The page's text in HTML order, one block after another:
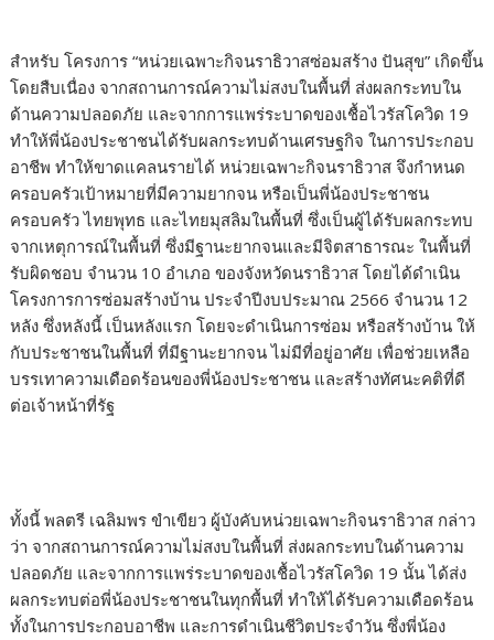
สำหรับ โครงการ “หน่วยเฉพาะกิจนราธิวาสซ่อมสร้าง ปันสุข” เกิดขึ้น
โดยสืบเนื่อง จากสถานการณ์ความไม่สงบในพื้นที่ ส่งผลกระทบใน
ด้านความปลอดภัย และจากการแพร่ระบาดของเชื้อไวรัสโควิด 19
ทำให้พี่น้องประชาชนได้รับผลกระทบด้านเศรษฐกิจ ในการประกอบ
อาชีพ ทำให้ขาดแคลนรายได้ หน่วยเฉพาะกิจนราธิวาส จึงกำหนด
ครอบครัวเป้าหมายที่มีความยากจน หรือเป็นพี่น้องประชาชน
ครอบครัว ไทยพุทธ และไทยมุสลิมในพื้นที่ ซึ่งเป็นผู้ได้รับผลกระทบ
จากเหตุการณ์ในพื้นที่ ซึ่งมีฐานะยากจนและมีจิตสาธารณะ ในพื้นที่
รับผิดชอบ จำนวน 10 อำเภอ ของจังหวัดนราธิวาส โดยได้ดำเนิน
โครงการการซ่อมสร้างบ้าน ประจำปีงบประมาณ 2566 จำนวน 12
หลัง ซึ่งหลังนี้ เป็นหลังแรก โดยจะดำเนินการซ่อม หรือสร้างบ้าน ให้
กับประชาชนในพื้นที่ ที่มีฐานะยากจน ไม่มีที่อยู่อาศัย เพื่อช่วยเหลือ
บรรเทาความเดือดร้อนของพี่น้องประชาชน และสร้างทัศนะคติที่ดี
ต่อเจ้าหน้าที่รัฐ
ทั้งนี้ พลตรี เฉลิมพร ขำเขียว ผู้บังคับหน่วยเฉพาะกิจนราธิวาส กล่าว
ว่า จากสถานการณ์ความไม่สงบในพื้นที่ ส่งผลกระทบในด้านความ
ปลอดภัย และจากการแพร่ระบาดของเชื้อไวรัสโควิด 19 นั้น ได้ส่ง
ผลกระทบต่อพี่น้องประชาชนในทุกพื้นที่ ทำให้ได้รับความเดือดร้อน
ทั้งในการประกอบอาชีพ และการดำเนินชีวิตประจำวัน ซึ่งพี่น้อง